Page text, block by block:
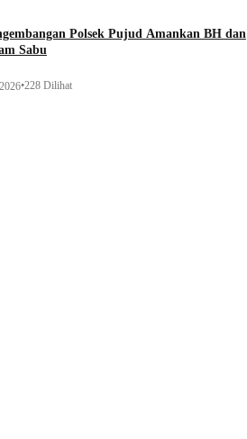
Polsek Pujud Amankan BH dan
Sabu
•228 Dilihat